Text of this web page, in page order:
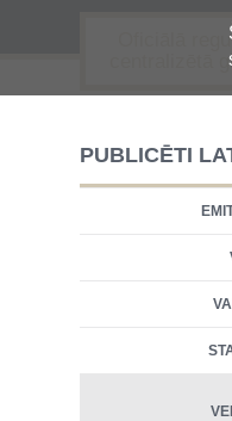
Oficiālā
centralizētā
PUBLICĒTI